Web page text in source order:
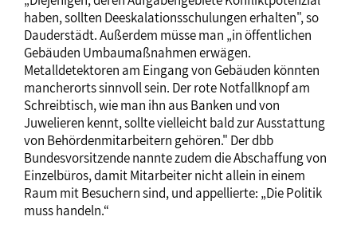
haben, sollten Deeskalationsschulungen erhalten", so
Dauderstädt. Außerdem müsse man „in öffentlichen
Gebäuden Umbaumaßnahmen erwägen.
Metalldetektoren am Eingang von Gebäuden könnten
mancherorts sinnvoll sein. Der rote Notfallknopf am
Schreibtisch, wie man ihn aus Banken und von
Juwelieren kennt, sollte vielleicht bald zur Ausstattung
von Behördenmitarbeitern gehören." Der dbb
Bundesvorsitzende nannte zudem die Abschaffung von
Einzelbüros, damit Mitarbeiter nicht allein in einem
Raum mit Besuchern sind, und appellierte: „Die Politik
muss handeln.“